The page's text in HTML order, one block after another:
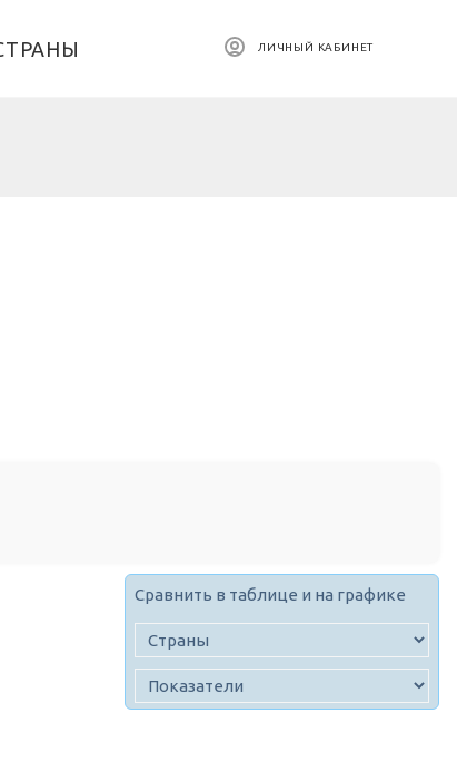
ЛИЧНЫЙ КАБИНЕТ
Сравнить в таблице и на графике